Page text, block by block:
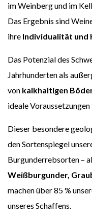
im Weinberg und im
Das Ergebnis sind
ihre Individualität und
Das Potenzial des
Jahrhunderten als
von kalkhaltigen
ideale
Dieser besondere
den Sortenspiegel
Burgunderrebsorten –
Weißburgunder,
machen über 85 %
unseres Schaffens.